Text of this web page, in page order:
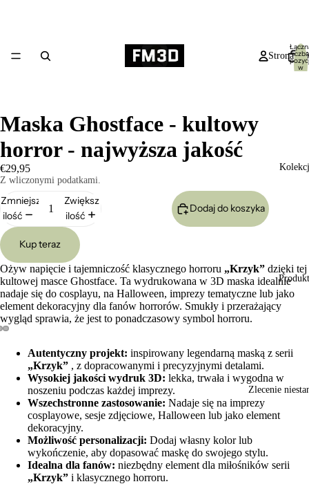
Strona
Zlecenie
liczba
w
Otwórz
w trybie
pełnoekranowym
Otwórz
w trybie
pełnoekranowym
Otwórz
w trybie
pełnoekranowym
Maska Ghostface - kultowy
horror - najwyższa jakość
€29,95
Z wliczonymi podatkami.
Zmniejsz
ilość
Zwiększ
ilość
Dodaj do koszyka
Kup teraz
Ożyw napięcie i tajemniczość klasycznego horroru „Krzyk” dzięki tej
kultowej masce Ghostface. Ta wydrukowana w 3D maska idealnie
nadaje się do cosplayu, na Halloween, imprezy tematyczne lub jako
element dekoracyjny dla fanów horrorów. Smukły i przerażający
wygląd sprawia, że jest to ponadczasowy symbol horroru.
Autentyczny projekt: inspirowany legendarną maską z serii
„Krzyk” , z dopracowanymi i precyzyjnymi detalami.
Wysokiej jakości wydruk 3D: lekka, trwała i wygodna w
noszeniu podczas każdej imprezy.
Wszechstronne zastosowanie: Nadaje się na imprezy
cosplayowe, sesje zdjęciowe, Halloween lub jako element
dekoracyjny.
Możliwość personalizacji: Dodaj własny kolor lub
wykończenie, aby dopasować maskę do swojego stylu.
Idealna dla fanów: niezbędny element dla miłośników serii
„Krzyk” i klasycznego horroru.